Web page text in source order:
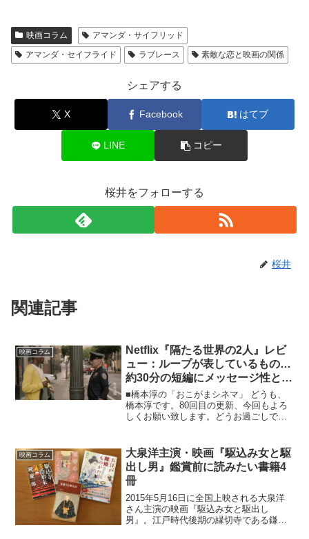
映画コラム
アマンダ・サイフリッド
アマンダ・セイフライド
ラブレース 素敵な恋と映画の関係
シェアする
X Facebook はてブ
LINE コピー
桜井をフォローする
桜井
関連記事
映画コラム
Netflix『隔たる世界の2人』レビ
ュー：ループが表しているもの…
約30分の短編にメッセージ性と表
現が濃縮
■橋本淳の「おこがまシネマ」 どうも、
橋本淳です。80回目の更新、今回もよろ
しくお願い致します。どうお過ごしでし
たいところではありますが、新型コロナ
という病は残酷なもの...
映画コラム
大泉洋主演・映画『駆込み女と駆
出し男』鑑賞前に読みたい書籍4
冊
2015年5月16日に全国上映される大泉洋
さん主演の映画『駆込み女と駆出し
男』。江戸時代後期の縁切寺である鎌